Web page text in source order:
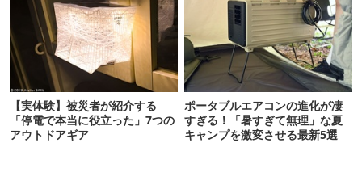
【実体験】被災者が紹介する
「停電で本当に役立った」7つの
アウトドアギア
ポータブルエアコンの進化が凄
すぎる！「暑すぎて無理」な夏
キャンプを激変させる最新5選